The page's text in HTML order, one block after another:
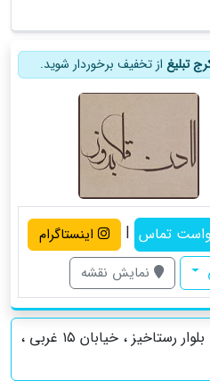
تبلیغ از تخفیف برخوردار شوید.
تماس | اینستاگرام
نمایش نقشه
کرج ، گوهردشت ، بلوار رستاخيز ، خيابان ١٥ غربي ،